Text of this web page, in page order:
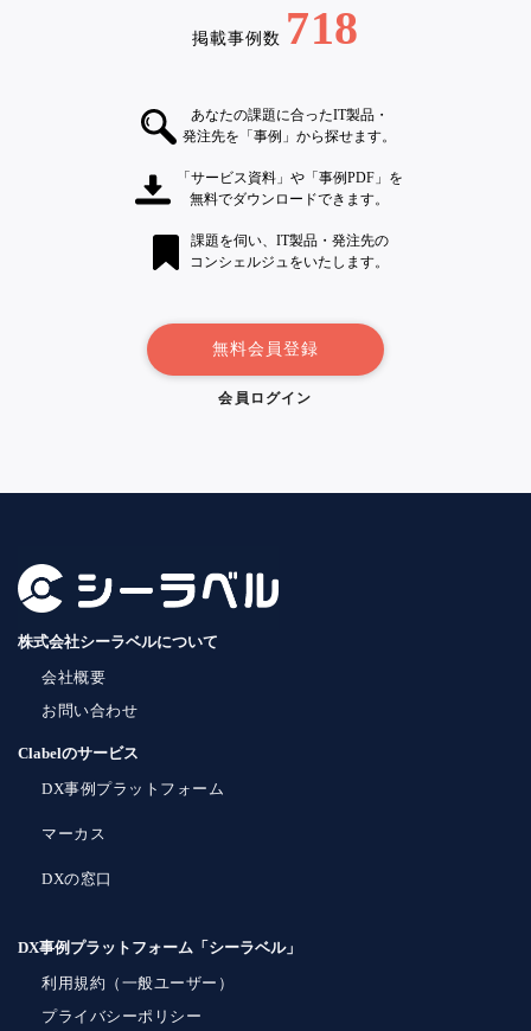
掲載事例数 718
あなたの課題に合ったIT製品・
発注先を「事例」から探せます。
「サービス資料」や「事例PDF」を
無料でダウンロードできます。
課題を伺い、IT製品・発注先の
コンシェルジュをいたします。
無料会員登録
会員ログイン
株式会社シーラベルについて
会社概要
お問い合わせ
Clabelのサービス
DX事例プラットフォーム
マーカス
DXの窓口
DX事例プラットフォーム「シーラベル」
利用規約（一般ユーザー）
プライバシーポリシー